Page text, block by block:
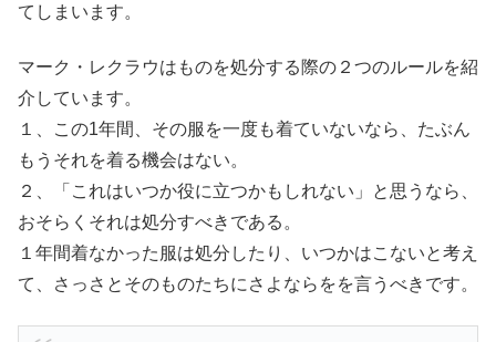
てしまいます。
マーク・レクラウはものを処分する際の２つのルールを紹
介しています。
１、この1年間、その服を一度も着ていないなら、たぶん
もうそれを着る機会はない。
２、「これはいつか役に立つかもしれない」と思うなら、
おそらくそれは処分すべきである。
１年間着なかった服は処分したり、いつかはこないと考え
て、さっさとそのものたちにさよならをを言うべきです。